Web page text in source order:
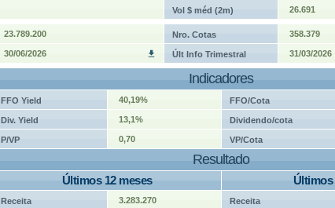
Vol $ méd (2m) 26.691
23.789.200 Nro. Cotas 358.379
30/06/2026 Últ Info Trimestral 31/03/2026
Indicadores
FFO Yield 40,19% FFO/Cota
Div. Yield 13,1% Dividendo/cota
P/VP 0,70 VP/Cota
Resultado
Últimos 12 meses Últimos
Receita 3.283.270 Receita